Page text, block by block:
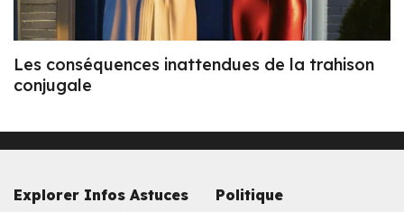
Les conséquences inattendues de la trahison
conjugale
Explorer Infos Astuces Politique